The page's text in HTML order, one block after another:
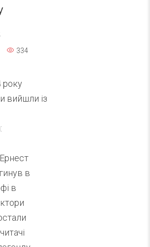
334
року
вийшли із
в
в